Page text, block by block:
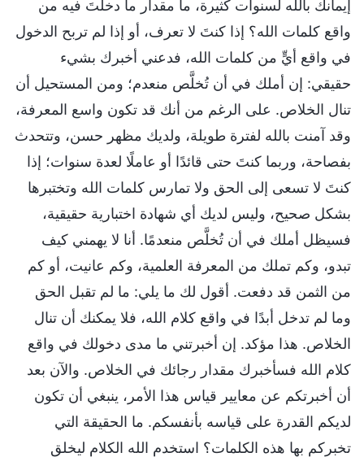
إيمانك بالله لسنوات كثيرة، ما مقدار ما دخلتَ فيه من
واقع كلمات الله؟ إذا كنتَ لا تعرف، أو إذا لم تربح الدخول
في واقع أيٍّ من كلمات الله، فدعني أخبرك بشيء
حقيقي: إن أملك في أن تُخلَّص منعدم؛ ومن المستحيل أن
تنال الخلاص. على الرغم من أنك قد تكون واسع المعرفة،
وقد آمنت بالله لفترة طويلة، ولديك مظهر حسن، وتتحدث
بفصاحة، وربما كنتَ حتى قائدًا أو عاملًا لعدة سنوات؛ إذا
كنتَ لا تسعى إلى الحق ولا تمارس كلمات الله وتختبرها
بشكل صحيح، وليس لديك أي شهادة اختبارية حقيقية،
فسيظل أملك في أن تُخلَّص منعدمًا. أنا لا يهمني كيف
تبدو، وكم تملك من المعرفة العلمية، وكم عانيت، أو كم
من الثمن قد دفعت. أقول لك ما يلي: ما لم تقبل الحق
وما لم تدخل أبدًا في واقع كلام الله، فلا يمكنك أن تنال
الخلاص. هذا مؤكد. إن أخبرتني ما مدى دخولك في واقع
كلام الله فسأخبرك مقدار رجائك في الخلاص. والآن بعد
أن أخبرتكم عن معايير قياس هذا الأمر، ينبغي أن تكون
لديكم القدرة على قياسه بأنفسكم. ما الحقيقة التي
تخبركم بها هذه الكلمات؟ استخدم الله الكلام ليخلق